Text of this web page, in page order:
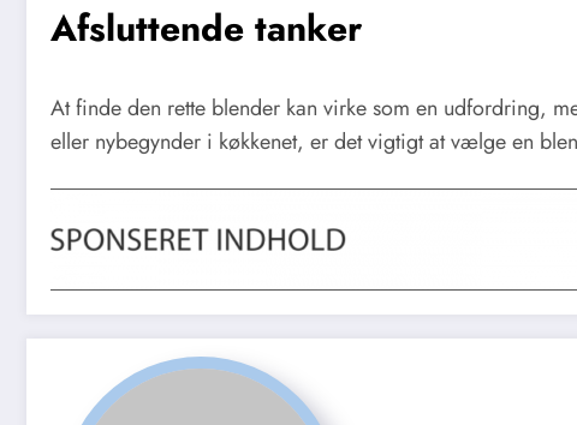
Afsluttende tanker
At finde den rette blender kan virke som en udfordring,
eller nybegynder i køkkenet, er det vigtigt at vælge en